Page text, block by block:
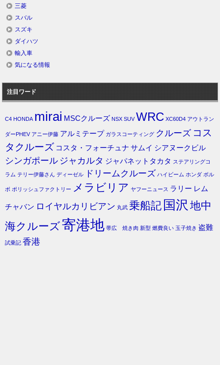
三菱
スバル
スズキ
ダイハツ
輸入車
気になる情報
注目ワード
C4 HONDA mirai MSCクルーズ NSX SUV WRC XC60D4 アウトラン
ダーPHEV アニー伊藤 アルミテープ ガラスコーティング クルーズ コス
タクルーズ コスタ・フォーチュナ サムイ シアヌークビル
シンガポール ジャカルタ ジャパネットタカタ ステアリングコ
ラム テリー伊藤さん ディーゼル ドリームクルーズ ハイビーム ホンダ ボル
ボ ポリッシュファクトリー メラビリア ヤフーニュース ラリー レム
チャバン ロイヤルカリビアン 丸武 乗船記 国沢 地中
海クルーズ寄港地 帯広 焼き肉 新型 燃費良い 玉子焼き 盗難
試乗記 香港